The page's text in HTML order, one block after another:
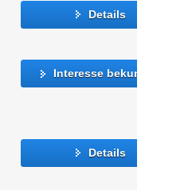
Details
Interesse bekunden
Details